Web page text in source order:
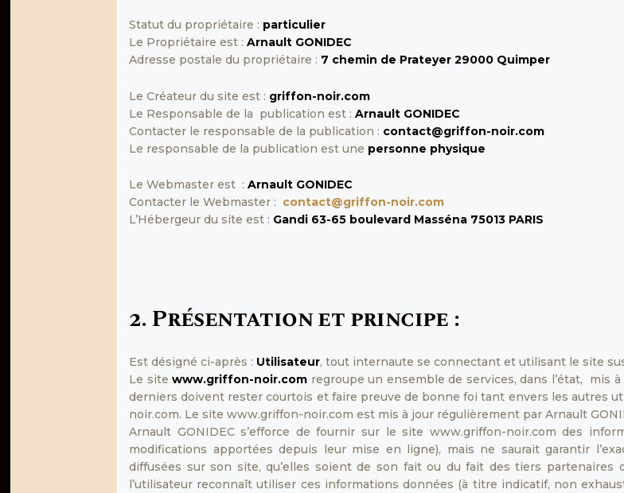
Statut du propriétaire : particulier
Le Propriétaire est : Arnault GONIDEC
Adresse postale du propriétaire : 7 chemin de Prateyer 29000 Quimper
Le Créateur du site est : griffon-noir.com
Le Responsable de la publication est : Arnault GONIDEC
Contacter le responsable de la publication : contact@griffon-noir.com
Le responsable de la publication est une personne physique
Le Webmaster est : Arnault GONIDEC
Contacter le Webmaster : contact@griffon-noir.com
L’Hébergeur du site est : Gandi 63-65 boulevard Masséna 75013 PARIS
2. Présentation et principe :
Est désigné ci-après : Utilisateur, tout internaute se connectant et utilisant le site
Le sitewww.griffon-noir.com regroupe un ensemble de services, dans l’état, mis
derniers doivent rester courtois et faire preuve de bonne foi tant envers les autres
noir.com. Le site www.griffon-noir.com est mis à jour régulièrement par Arnault
Arnault GONIDEC s’efforce de fournir sur le site www.griffon-noir.com des
modifications apportées depuis leur mise en ligne), mais ne saurait garantir
diffusées sur son site, qu’elles soient de son fait ou du fait des tiers partenaires
l’utilisateur reconnaît utiliser ces informations données (à titre indicatif, non